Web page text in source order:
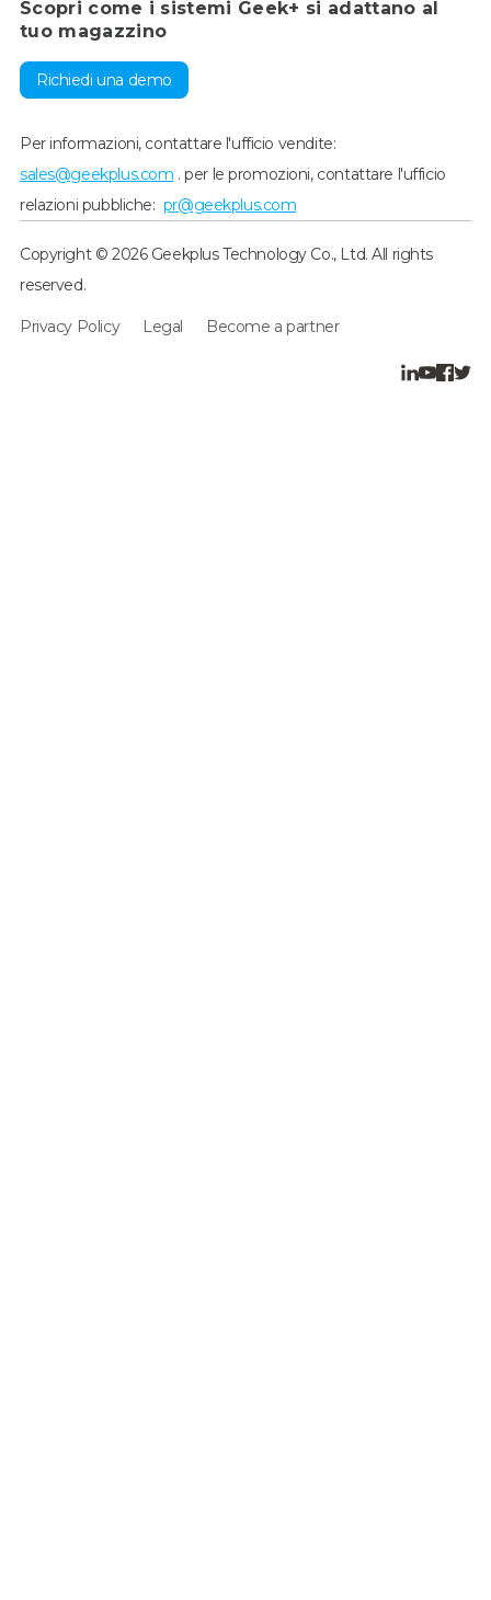
Scopri come i sistemi Geek+ si adattano al
tuo magazzino
Richiedi una demo
Per informazioni, contattare l'ufficio vendite:
sales@geekplus.com . per le promozioni, contattare l'ufficio
relazioni pubbliche: pr@geekplus.com
Copyright © 2026 Geekplus Technology Co., Ltd. All rights
reserved.
Privacy Policy Legal Become a partner